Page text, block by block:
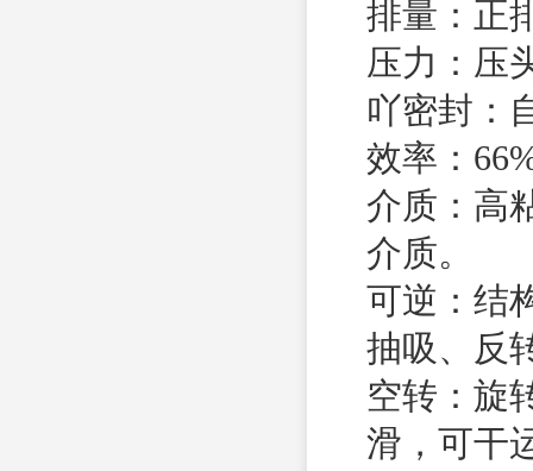
排量：正
压力：压
吖密封：
效率：
介质：高
介质。
可逆：结
抽吸、反
空转：旋
滑，可干